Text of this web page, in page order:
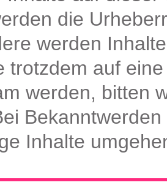
die
werden
trotzdem auf
werden, bitten
Inhalte